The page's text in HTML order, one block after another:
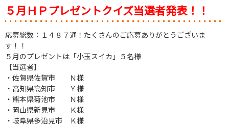
５月ＨＰプレゼントクイズ当選者発表！！
応募総数：１４８７通！たくさんのご応募ありがとうございま
す！！
５月のプレゼントは「小玉スイカ」５名様
【当選者】
・佐賀県佐賀市 Ｎ様
・高知県高知市 Ｙ様
・熊本県菊池市 Ｎ様
・岡山県新見市 Ｋ様
・岐阜県多治見市 Ｋ様